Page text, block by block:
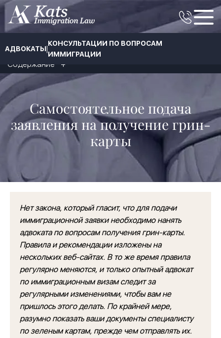
АДВОКАТЫ|
КОНСУЛЬТАЦИИ ПО ВОПРОСАМ
ИММИГРАЦИИ
Самостоятельное подача
заявления на получение грин-
карты
Содержание
Нет закона, который гласит, что для подачи
иммиграционной заявки необходимо нанять
адвоката по вопросам получения грин-карты.
Правила и рекомендации изложены на
нескольких веб-сайтах. В то же время правила
регулярно меняются, и только опытный адвокат
по иммиграционным визам следит за
регулярными изменениями, чтобы вам не
пришлось этого делать. По крайней мере,
разумно показать ваши документы специалисту
по зеленым картам, прежде чем отправлять их.